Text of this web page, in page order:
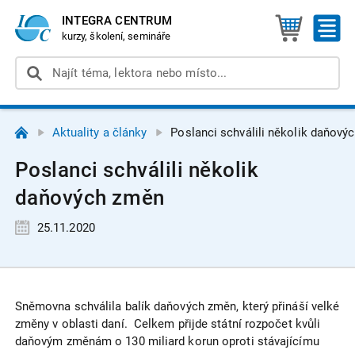
INTEGRA CENTRUM
kurzy, školení, semináře
Aktuality a články Poslanci schválili několik
Poslanci schválili několik
daňových změn
25.11.2020
Sněmovna schválila balík daňových změn, který přináší velké
změny v oblasti daní. Celkem přijde státní rozpočet kvůli
daňovým změnám o 130 miliard korun oproti stávajícímu